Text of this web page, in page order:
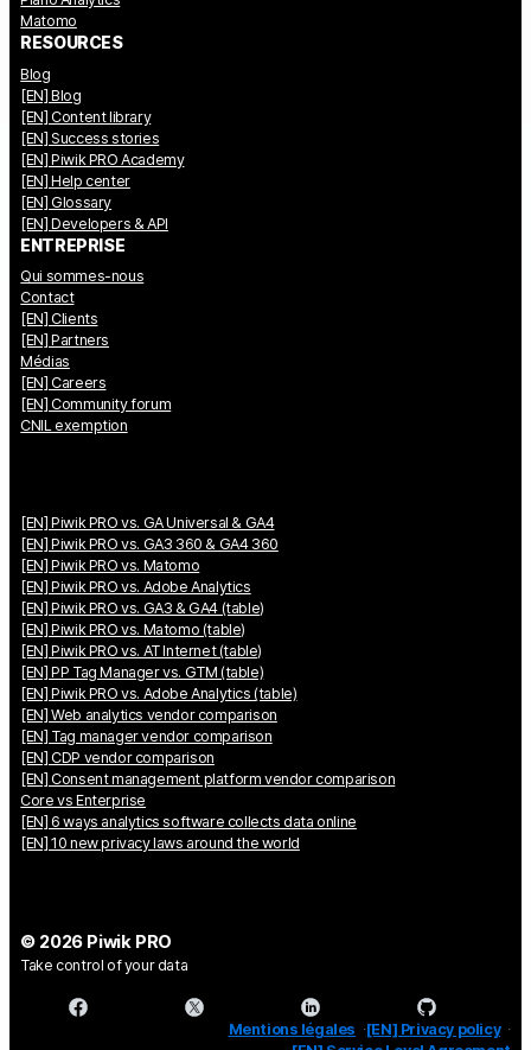
Matomo
RESOURCES
Blog
[EN] Blog
[EN] Content library
[EN] Success stories
[EN] Piwik PRO Academy
[EN] Help center
[EN] Glossary
[EN] Developers & API
ENTREPRISE
Qui sommes-nous
Contact
[EN] Clients
[EN] Partners
Médias
[EN] Careers
[EN] Community forum
CNIL exemption
[EN] Piwik PRO vs. GA Universal & GA4
[EN] Piwik PRO vs. GA3 360 & GA4 360
[EN] Piwik PRO vs. Matomo
[EN] Piwik PRO vs. Adobe Analytics
[EN] Piwik PRO vs. GA3 & GA4 (table)
[EN] Piwik PRO vs. Matomo (table)
[EN] Piwik PRO vs. AT Internet (table)
[EN] PP Tag Manager vs. GTM (table)
[EN] Piwik PRO vs. Adobe Analytics (table)
[EN] Web analytics vendor comparison
[EN] Tag manager vendor comparison
[EN] CDP vendor comparison
[EN] Consent management platform vendor comparison
Core vs Enterprise
[EN] 6 ways analytics software collects data online
[EN] 10 new privacy laws around the world
© 2026 Piwik PRO
Take control of your data
Mentions légales
[EN] Privacy policy